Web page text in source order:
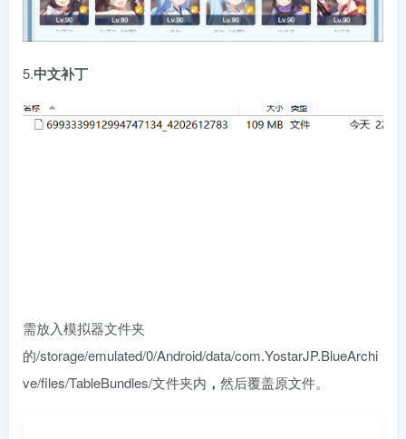
5.中文补丁
需放入模拟器文件夹
的/storage/emulated/0/Android/data/com.YostarJP.BlueArchi
ve/files/TableBundles/文件夹内 ， 然后覆盖原文件。